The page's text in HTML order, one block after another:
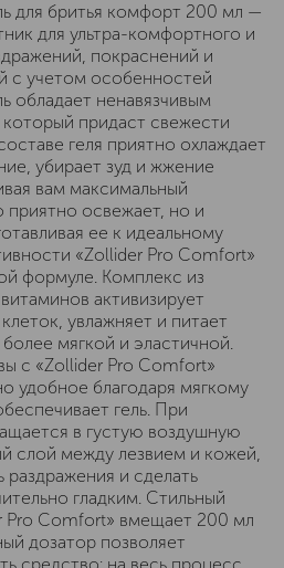
для бритья комфорт 200 мл —
для ультра-комфортного и
покраснений и
с учетом особенностей
обладает ненавязчивым
придаст свежести
геля приятно охлаждает
убирает зуд и жжение
вам максимальный
освежает, но и
ее к идеальному
«Zollider Pro Comfort»
формуле. Комплекс из
активизирует
увлажняет и питает
мягкой и эластичной.
с «Zollider Pro Comfort»
удобное благодаря мягкому
гель. При
в густую воздушную
слой между лезвием и кожей,
раздражения и сделать
гладким. Стильный
Pro Comfort» вмещает 200 мл
дозатор позволяет